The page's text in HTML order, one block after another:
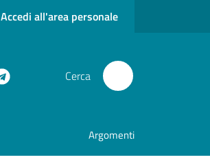
Accedi all'area personale
Cerca
Argomenti